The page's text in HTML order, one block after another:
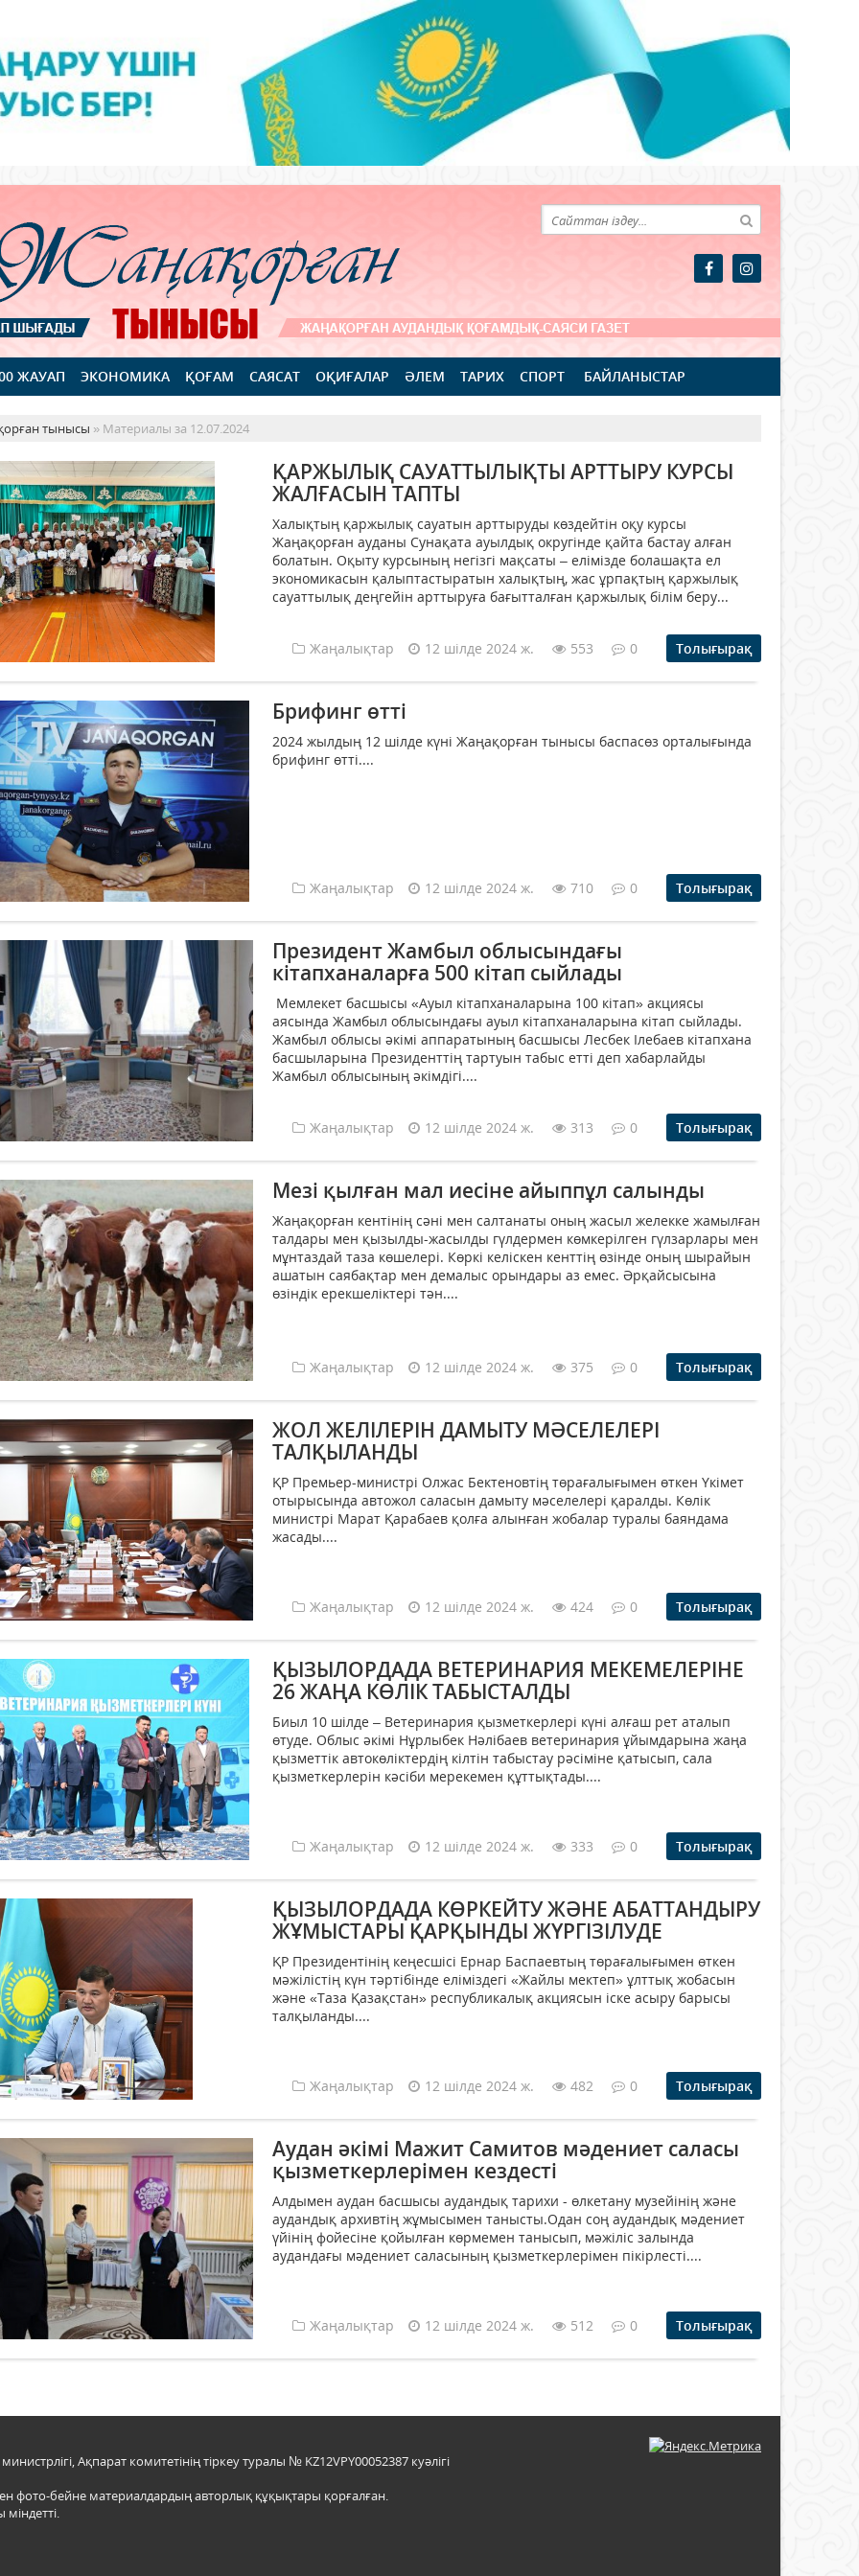
ЖАУАП ЭКОНОМИКА ҚОҒАМ САЯСАТ ОҚИҒАЛАР ӘЛЕМ ТАРИХ СПОРТ БАЙЛАНЫСТАР
тынысы » Материалы за 12.07.2024
ҚАРЖЫЛЫҚ САУАТТЫЛЫҚТЫ АРТТЫРУ КУРСЫ
ЖАЛҒАСЫН ТАПТЫ
Халықтың қаржылық сауатын арттыруды көздейтін оқу курсы
Жаңақорған ауданы Сунақата ауылдық округінде қайта бастау алған
болатын. Оқыту курсының негізгі мақсаты – елімізде болашақта ел
экономикасын қалыптастыратын халықтың, жас ұрпақтың қаржылық
сауаттылық деңгейін арттыруға бағытталған қаржылық білім беру...
Жаңалықтар 12 шілде 2024 ж. 553 0 Толығырақ
Брифинг өтті
2024 жылдың 12 шілде күні Жаңақорған тынысы баспасөз орталығында
брифинг өтті....
Жаңалықтар 12 шілде 2024 ж. 710 0 Толығырақ
Президент Жамбыл облысындағы
кітапханаларға 500 кітап сыйлады
Мемлекет басшысы «Ауыл кітапханаларына 100 кітап» акциясы
аясында Жамбыл облысындағы ауыл кітапханаларына кітап сыйлады.
Жамбыл облысы әкімі аппаратының басшысы Лесбек Ілебаев кітапхана
басшыларына Президенттің тартуын табыс етті деп хабарлайды
Жамбыл облысының әкімдігі....
Жаңалықтар 12 шілде 2024 ж. 313 0 Толығырақ
Мезі қылған мал иесіне айыппұл салынды
Жаңақорған кентінің сәні мен салтанаты оның жасыл желекке жамылған
талдары мен қызылды-жасылды гүлдермен көмкерілген гүлзарлары мен
мұнтаздай таза көшелері. Көркі келіскен кенттің өзінде оның шырайын
ашатын саябақтар мен демалыс орындары аз емес. Әрқайсысына
өзіндік ерекшеліктері тән....
Жаңалықтар 12 шілде 2024 ж. 375 0 Толығырақ
ЖОЛ ЖЕЛІЛЕРІН ДАМЫТУ МӘСЕЛЕЛЕРІ
ТАЛҚЫЛАНДЫ
ҚР Премьер-министрі Олжас Бектеновтің төрағалығымен өткен Үкімет
отырысында автожол саласын дамыту мәселелері қаралды. Көлік
министрі Марат Қарабаев қолға алынған жобалар туралы баяндама
жасады....
Жаңалықтар 12 шілде 2024 ж. 424 0 Толығырақ
ҚЫЗЫЛОРДАДА ВЕТЕРИНАРИЯ МЕКЕМЕЛЕРІНЕ
26 ЖАҢА КӨЛІК ТАБЫСТАЛДЫ
Биыл 10 шілде – Ветеринария қызметкерлері күні алғаш рет аталып
өтуде. Облыс әкімі Нұрлыбек Нәлібаев ветеринария ұйымдарына жаңа
қызметтік автокөліктердің кілтін табыстау рәсіміне қатысып, сала
қызметкерлерін кәсіби мерекемен құттықтады....
Жаңалықтар 12 шілде 2024 ж. 333 0 Толығырақ
ҚЫЗЫЛОРДАДА КӨРКЕЙТУ ЖӘНЕ АБАТТАНДЫРУ
ЖҰМЫСТАРЫ ҚАРҚЫНДЫ ЖҮРГІЗІЛУДЕ
ҚР Президентінің кеңесшісі Ернар Баспаевтың төрағалығымен өткен
мәжілістің күн тәртібінде еліміздегі «Жайлы мектеп» ұлттық жобасын
және «Таза Қазақстан» республикалық акциясын іске асыру барысы
талқыланды....
Жаңалықтар 12 шілде 2024 ж. 482 0 Толығырақ
Аудан әкімі Мажит Самитов мәдениет саласы
қызметкерлерімен кездесті
Алдымен аудан басшысы аудандық тарихи - өлкетану музейінің және
аудандық архивтің жұмысымен танысты.Одан соң аудандық мәдениет
үйінің фойесіне қойылған көрмемен танысып, мәжіліс залында
аудандағы мәдениет саласының қызметкерлерімен пікірлесті....
Жаңалықтар 12 шілде 2024 ж. 512 0 Толығырақ
Ақпарат комитетінің тіркеу туралы № KZ12VPY00052387 куәлігі
фото-бейне материалдардың авторлық құқықтары қорғалған.